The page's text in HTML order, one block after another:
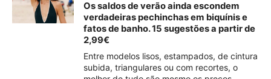
Os saldos de verão ainda escondem
verdadeiras pechinchas em biquínis e
fatos de banho. 15 sugestões a partir de
2,99€
Entre modelos lisos, estampados, de cintura
subida, triangulares ou com recortes, o